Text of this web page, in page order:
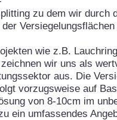
zu dem wir durch
wie z.B.
wir uns als
aus. Die
vorzugsweise auf
von 8-10cm im
ein umfassendes